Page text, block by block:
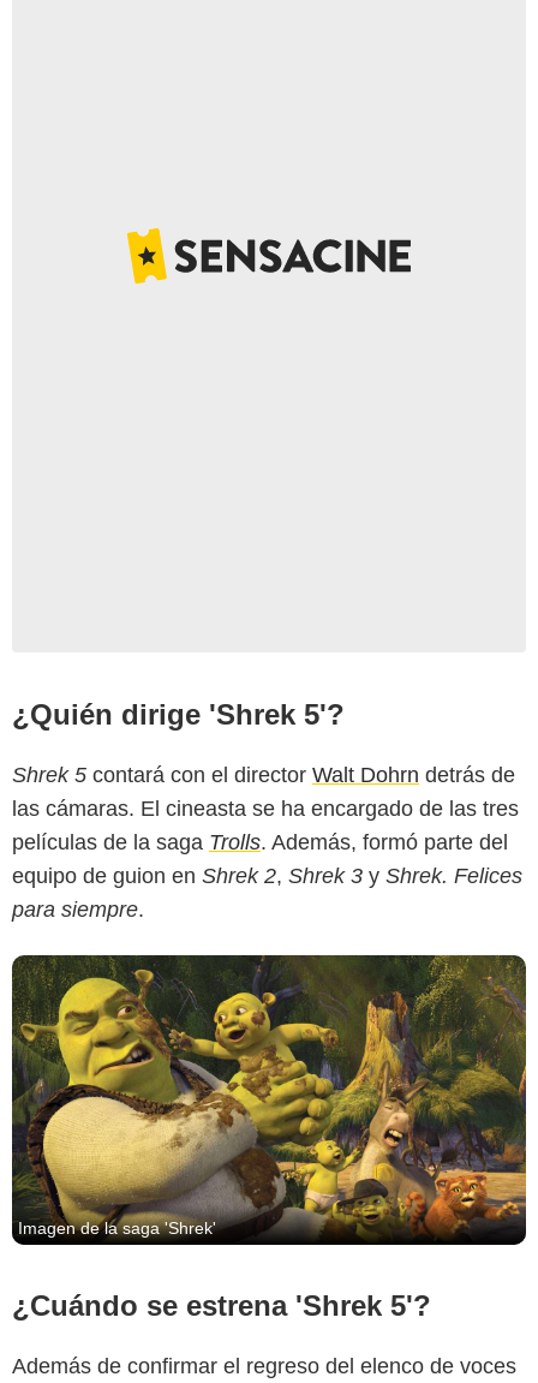
¿Quién dirige 'Shrek 5'?
Shrek 5 contará con el director Walt Dohrn detrás de
las cámaras. El cineasta se ha encargado de las tres
películas de la saga Trolls. Además, formó parte del
equipo de guion en Shrek 2, Shrek 3 y Shrek. Felices
para siempre.
Imagen de la saga 'Shrek'
¿Cuándo se estrena 'Shrek 5'?
Además de confirmar el regreso del elenco de voces